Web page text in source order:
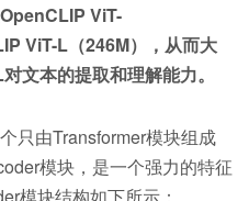
OpenCLIP ViT-
ViT-L（246M），从而大
文本的提取和理解能力。
只由Transformer模块组成
模块，是一个强力的特征